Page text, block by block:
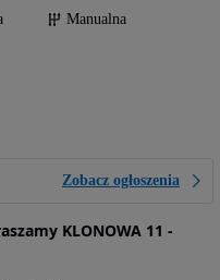
Manualna
Zobacz ogłoszenia
KLONOWA 11 -